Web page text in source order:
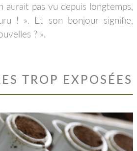
aurait pas vu depuis longtemps,
! ». Et son bonjour signifie,
? ».
TROP EXPOSÉES